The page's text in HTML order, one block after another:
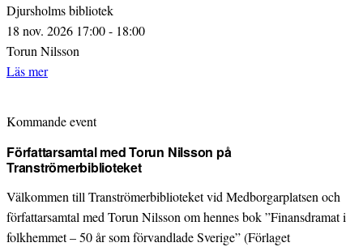
Djursholms bibliotek
18 nov. 2026 17:00 - 18:00
Torun Nilsson
Läs mer
Kommande event
Författarsamtal med Torun Nilsson på
Tranströmerbiblioteket
Välkommen till Tranströmerbiblioteket vid Medborgarplatsen och
författarsamtal med Torun Nilsson om hennes bok ”Finansdramat i
folkhemmet – 50 år som förvandlade Sverige” (Förlaget